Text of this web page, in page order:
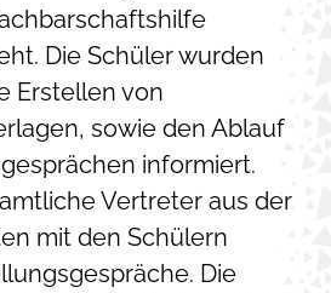
Die Schüler wurden
Erstellen von
sowie den Ablauf
informiert.
Vertreter aus der
mit den Schülern
Die